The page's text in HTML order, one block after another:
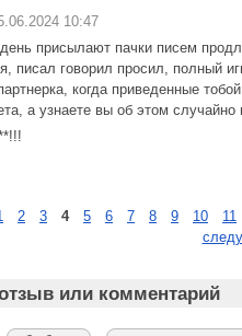
10:47
присылают пачки писем
писал говорил просил, полный
когда приведенные
а узнаете вы об этом
2 3 4 5 6 7 8 9 10 11
или комментарий